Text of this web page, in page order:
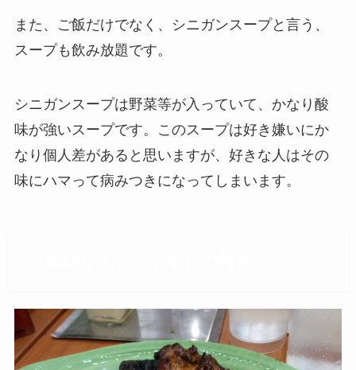
また、ご飯だけでなく、シニガンスープと言う、
スープも飲み放題です。
シニガンスープは野菜等が入っていて、かなり酸
味が強いスープです。このスープは好き嫌いにか
なり個人差があると思いますが、好きな人はその
味にハマって病みつきになってしまいます。